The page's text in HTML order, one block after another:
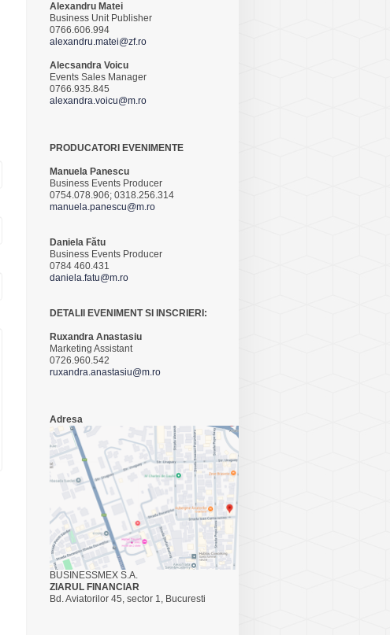
Alexandru Matei
Business Unit Publisher
0766.606.994
alexandru.matei@zf.ro
Alecsandra Voicu
Events Sales Manager
0766.935.845
alexandra.voicu@m.ro
PRODUCATORI EVENIMENTE
Manuela Panescu
Business Events Producer
0754.078.906; 0318.256.314
manuela.panescu@m.ro
Daniela Fătu
Business Events Producer
0784 460.431
daniela.fatu@m.ro
DETALII EVENIMENT SI INSCRIERI:
Ruxandra Anastasiu
Marketing Assistant
0726.960.542
ruxandra.anastasiu@m.ro
Adresa
BUSINESSMEX S.A.
ZIARUL FINANCIAR
Bd. Aviatorilor 45, sector 1, Bucuresti